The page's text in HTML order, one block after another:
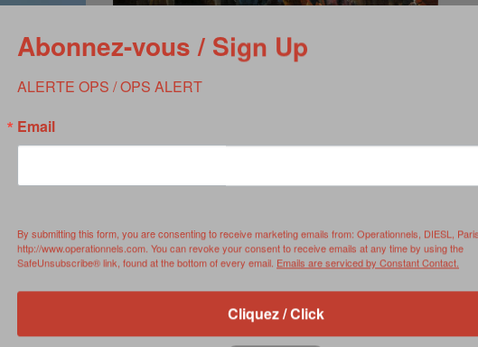
LA NOTION D’ENNEMI INTÉRIEUR (1/3)
Julien H. 1/
? Je
…
Abonnez-vous / Sign Up
ALERTE OPS / OPS ALERT
Email
By submitting this form, you are consenting to receive marketing emails from: Operationnels, DIESL,
http://www.operationnels.com. You can revoke your consent to receive emails at any time by using the
SafeUnsubscribe® link, found at the bottom of every email. Emails are serviced by Constant Contact.
Cliquez / Click